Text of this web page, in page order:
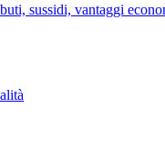
sussidi, vantaggi